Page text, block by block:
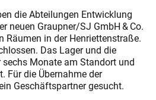
die Abteilungen Entwicklung
neuen Graupner/SJ GmbH & Co.
Räumen in der Henriettenstraße.
Das Lager und die
Monate am Standort und
Für die Übernahme der
Geschäftspartner gesucht.